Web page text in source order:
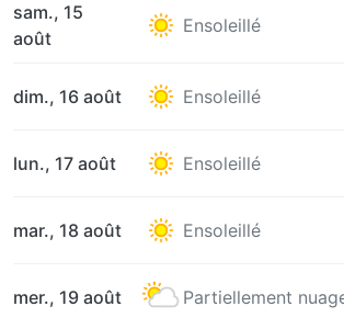
sam., 15
août
Ensoleillé
dim., 16 août Ensoleillé
lun., 17 août Ensoleillé
mar., 18 août Ensoleillé
mer., 19 août Partiellement